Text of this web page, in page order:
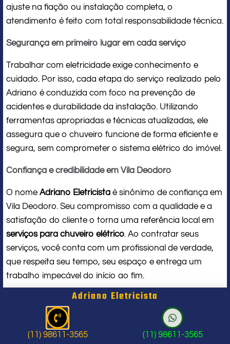
ajuste na fiação ou instalação completa, o
atendimento é feito com total responsabilidade técnica.
Segurança em primeiro lugar em cada serviço
Trabalhar com eletricidade exige conhecimento e
cuidado. Por isso, cada etapa do serviço realizado pelo
Adriano é conduzida com foco na prevenção de
acidentes e durabilidade da instalação. Utilizando
ferramentas apropriadas e técnicas atualizadas, ele
assegura que o chuveiro funcione de forma eficiente e
segura, sem comprometer o sistema elétrico do imóvel.
Confiança e credibilidade em Vila Deodoro
O nome Adriano Eletricista é sinônimo de confiança em
Vila Deodoro. Seu compromisso com a qualidade e a
satisfação do cliente o torna uma referência local em
serviços para chuveiro elétrico. Ao contratar seus
serviços, você conta com um profissional de verdade,
que respeita seu tempo, seu espaço e entrega um
trabalho impecável do início ao fim.
Problema com chuveiro: sinais que
indicam a hora de chamar um
profissional
Adriano Eletricista
(11) 98611-3565 (11) 98611-3565